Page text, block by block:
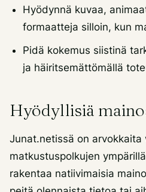
Hyödynnä kuvaa,
formaatteja silloin, kun
Pidä kokemus siistinä
ja häiritsemättömällä
Hyödyllisiä
Junat.netissä on arvokkaita
matkustuspolkujen
rakentaa natiivimaisia